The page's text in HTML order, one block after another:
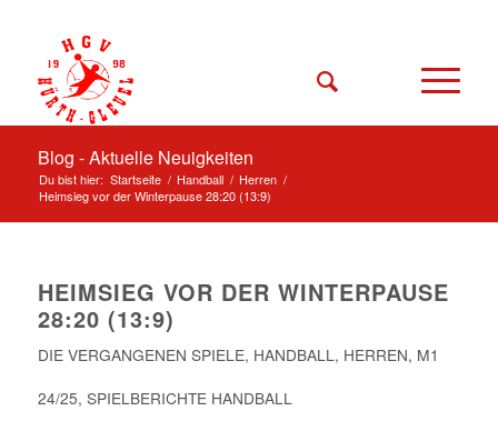
Blog - Aktuelle Neuigkeiten
Du bist hier: Startseite / Handball / Herren /
Heimsieg vor der Winterpause 28:20 (13:9)
HEIMSIEG VOR DER WINTERPAUSE
28:20 (13:9)
DIE VERGANGENEN SPIELE, HANDBALL, HERREN, M1
24/25, SPIELBERICHTE HANDBALL